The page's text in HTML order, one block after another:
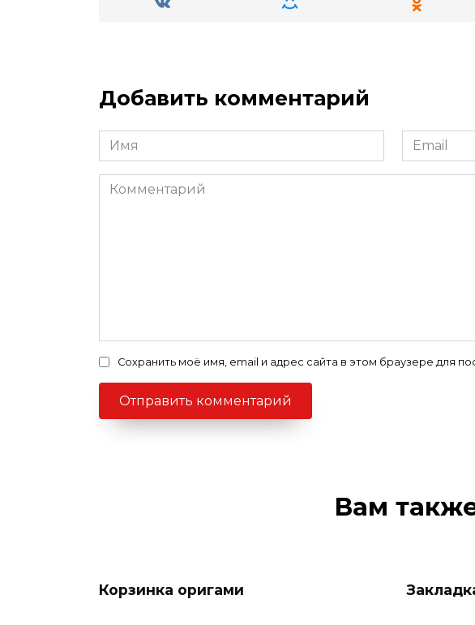
Добавить комментарий
Имя
*
Email
*
Комментарий
Сохранить моё имя, email и адрес сайта в этом браузере для
Вам
Корзинка оригами